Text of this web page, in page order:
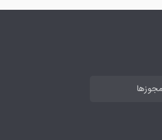
مجوزها